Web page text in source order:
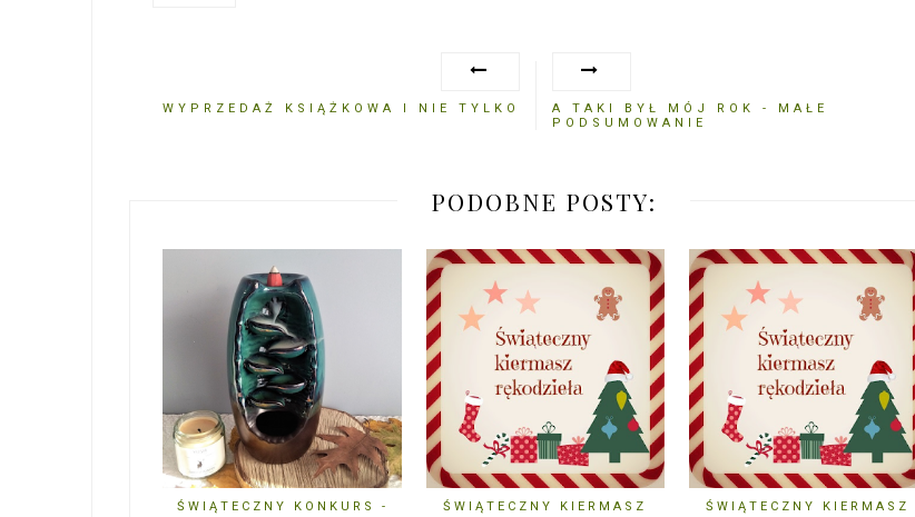
WYPRZEDAŻ KSIĄŻKOWA I NIE TYLKO
A TAKI BYŁ MÓJ ROK - MAŁE
PODSUMOWANIE
PODOBNE POSTY:
ŚWIĄTECZNY KONKURS -
ŚWIĄTECZNY KIERMASZ
ŚWIĄTECZNY KIERMASZ